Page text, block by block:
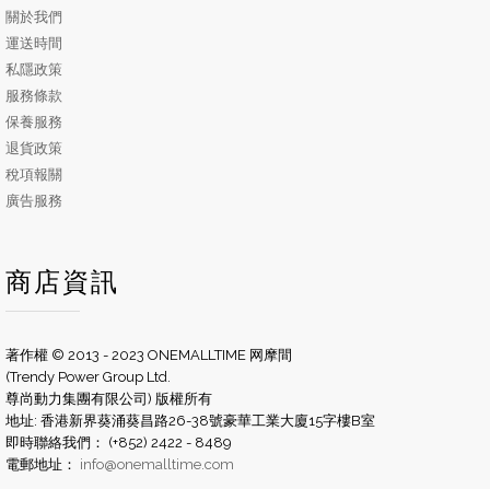
關於我們
運送時間
私隱政策
服務條款
保養服務
退貨政策
稅項報關
廣告服務
商店資訊
著作權 © 2013 - 2023 ONEMALLTIME 网摩間
(Trendy Power Group Ltd.
尊尚動力集團有限公司) 版權所有
地址: 香港新界葵涌葵昌路26-38號豪華工業大廈15字樓B室
即時聯絡我們： (+852) 2422 - 8489
電郵地址： info@onemalltime.com